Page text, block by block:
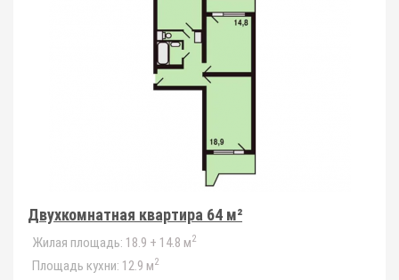
Двухкомнатная квартира 64 м²
Жилая площадь: 18.9 + 14.8 м2
Площадь кухни: 12.9 м2